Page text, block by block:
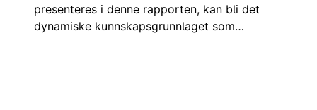
presenteres i denne rapporten, kan bli det
dynamiske kunnskapsgrunnlaget som